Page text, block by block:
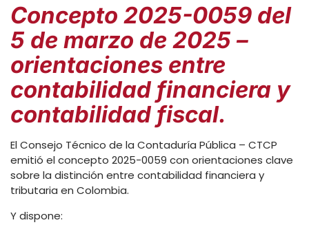
Concepto 2025-0059 del
5 de marzo de 2025 –
orientaciones entre
contabilidad financiera y
contabilidad fiscal.
El Consejo Técnico de la Contaduría Pública – CTCP
emitió el concepto 2025-0059 con orientaciones clave
sobre la distinción entre contabilidad financiera y
tributaria en Colombia.
Y dispone: